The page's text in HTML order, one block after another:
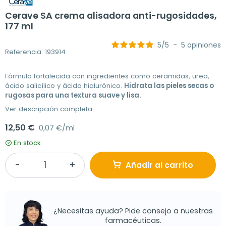
Cerave SA crema alisadora anti-rugosidades,
177 ml
Referencia: 193914
5/5 - 5 opiniones
Fórmula fortalecida con ingredientes como ceramidas, urea,
ácido salicílico y ácido hialurónico. Hidrata las pieles secas o
rugosas para una textura suave y lisa.
Ver descripción completa
12,50 € 0,07 €/ml
En stock
Añadir al carrito
¿Necesitas ayuda? Pide consejo a nuestras
farmacéuticas.